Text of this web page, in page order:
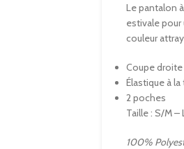
Le pantalon
estivale
couleur
Coupe droite
Élastique à
2 poches
Taille : S/M –
100%